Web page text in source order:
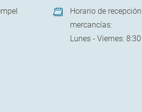
Horario de
mercancías:
Lunes - Viernes: